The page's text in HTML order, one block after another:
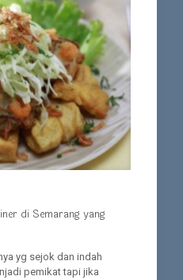
di Semarang yang
yg sejok dan indah
pemikat tapi jika